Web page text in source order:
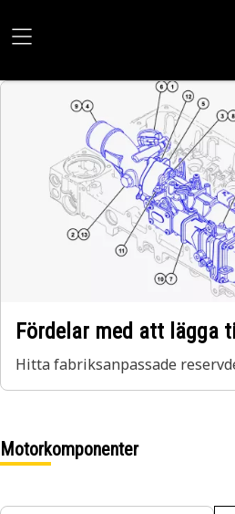
Fördelar med att lägga
Hitta fabriksanpassade
Motorkomponenter